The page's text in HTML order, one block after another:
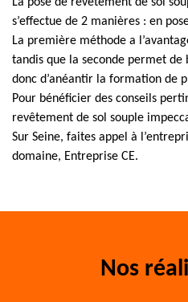
s’effectue de 2 manières : en
La première méthode a
tandis que la seconde permet
donc d’anéantir la formation de
Pour bénéficier des conseils
revêtement de sol souple
Sur Seine, faites appel à
domaine, Entreprise CE.
Nos